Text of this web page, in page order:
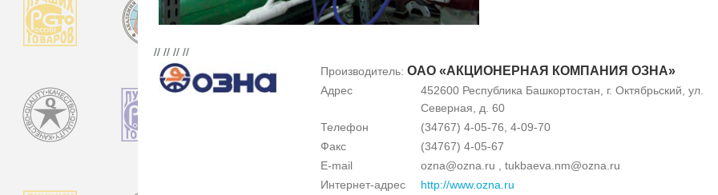
// // // //
Производитель: ОАО «АКЦИОНЕРНАЯ КОМПАНИЯ ОЗНА»
Адрес
452600 Республика Башкортостан, г. Октябрьский, ул.
Северная, д. 60
Телефон
(34767) 4-05-76, 4-09-70
Факс
(34767) 4-05-67
E-mail
ozna@ozna.ru , tukbaeva.nm@ozna.ru
Интернет-адрес
http://www.ozna.ru